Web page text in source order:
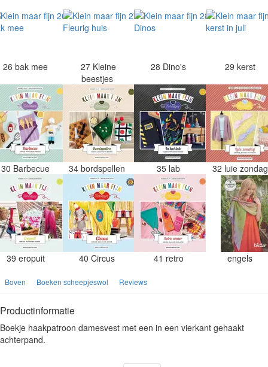
26 bak mee
27 Kleine
beestjes
28 Dino's 29 kerst
30 Barbecue 34 bordspellen 35 lab 32 luie
39 eropuit 40 Circus 41 retro engels
Boven Boeken scheepjeswol Reviews
Productinformatie
Boekje haakpatroon damesvest met een in een vierkant gehaakt
achterpand.